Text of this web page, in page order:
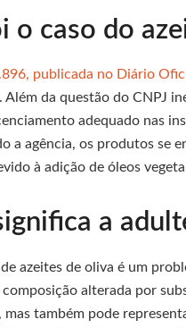
o caso do
publicada no Diário
Além da questão do CNPJ
adequado nas
a agência, os produtos se
à adição de óleos
a
azeites de oliva é um
alterada por
mas também pode